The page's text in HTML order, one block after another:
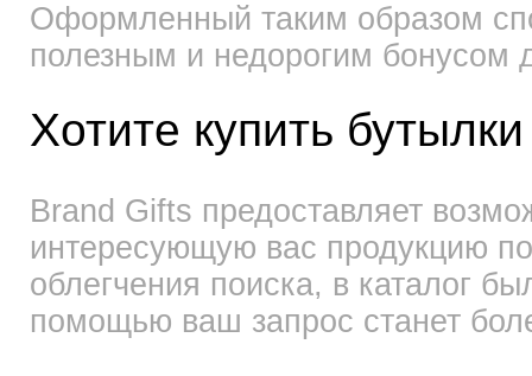
Оформленный таким образом
полезным и недорогим бонусом
Хотите купить
Brand Gifts предоставляет
интересующую вас продукцию
облегчения поиска, в каталог
помощью ваш запрос станет